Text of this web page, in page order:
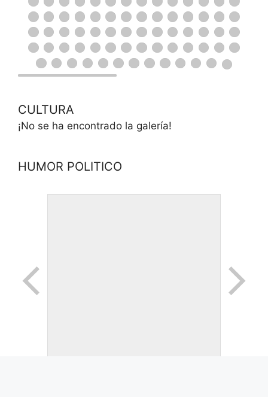
CULTURA
¡No se ha encontrado la galería!
HUMOR POLITICO